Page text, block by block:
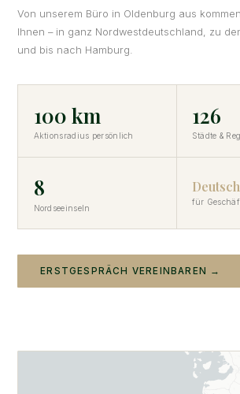
Von unserem Büro in Oldenburg aus
Ihnen – in ganz Nordwestdeutschland, zu
und bis nach Hamburg.
100 km
Aktionsradius persönlich
126
Städte &
8
Nordseeinseln
für
ERSTGESPRÄCH VEREINBAREN →